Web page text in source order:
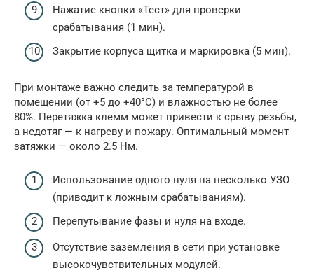
Нажатие кнопки «Тест» для проверки
срабатывания (1 мин).
Закрытие корпуса щитка и маркировка (5 мин).
При монтаже важно следить за температурой в
помещении (от +5 до +40°C) и влажностью не более
80%. Перетяжка клемм может привести к срыву резьбы,
а недотяг — к нагреву и пожару. Оптимальный момент
затяжки — около 2.5 Нм.
Использование одного нуля на несколько УЗО
(приводит к ложным срабатываниям).
Перепутывание фазы и нуля на входе.
Отсутствие заземления в сети при установке
высокочувствительных модулей.